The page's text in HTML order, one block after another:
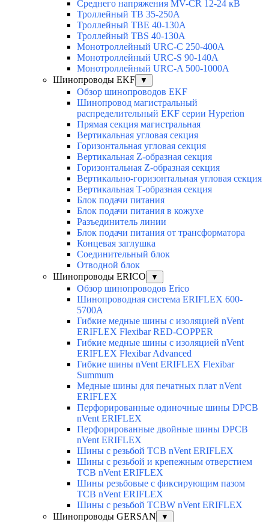
Среднего напряжения MV-CR 12-24 кВ
Троллейный TB 35-250A
Троллейный TBE 40-130A
Троллейный TBS 40-130A
Монотроллейный URC-C 250-400A
Монотроллейный URC-S 90-140A
Монотроллейный URC-A 500-1000A
Шинопроводы EKF
▼
Обзор шинопроводов EKF
Шинопровод магистральный
распределительный EKF серии Hyperion
Прямая секция магистральная
Вертикальная угловая секция
Горизонтальная угловая секция
Вертикальная Z-образная секция
Горизонтальная Z-образная секция
Вертикально-горизонтальная угловая секция
Вертикальная Т-образная секция
Блок подачи питания
Блок подачи питания в кожухе
Разъединитель линии
Блок подачи питания от трансформатора
Концевая заглушка
Соединительный блок
Отводной блок
Шинопроводы ERICO
▼
Обзор шинопроводов Erico
Шинопроводная система ERIFLEX 600-
5700A
Гибкие медные шины с изоляцией nVent
ERIFLEX Flexibar RED-COPPER
Гибкие медные шины с изоляцией nVent
ERIFLEX Flexibar Advanced
Гибкие шины nVent ERIFLEX Flexibar
Summum
Медные шины для печатных плат nVent
ERIFLEX
Перфорированные одиночные шины DPCB
nVent ERIFLEX
Перфорированные двойные шины DPCB
nVent ERIFLEX
Шины с резьбой TCB nVent ERIFLEX
Шины с резьбой и крепежным отверстием
TCB nVent ERIFLEX
Шины резьбовые с фиксирующим пазом
TCB nVent ERIFLEX
Шины с резьбой TCBW nVent ERIFLEX
Шинопроводы GERSAN
▼